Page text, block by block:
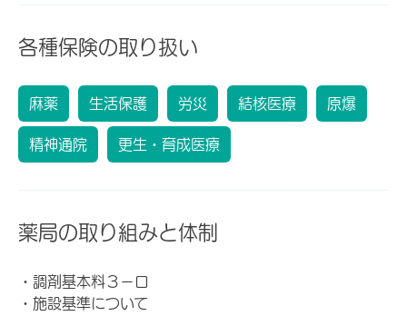
各種保険の取り扱い
麻薬 生活保護 労災 結核医療 原爆
精神通院 更生・育成医療
薬局の取り組みと体制
・調剤基本料３－ロ
・施設基準について